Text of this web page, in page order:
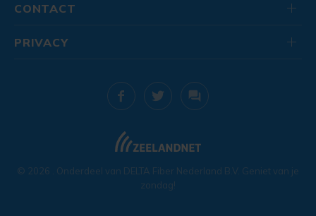
CONTACT
© 2026 . Onderdeel van DELTA Fiber Nederland B.V. Geniet van je
zondag!
PRIVACY